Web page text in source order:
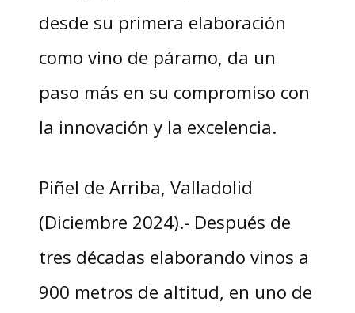
desde su primera elaboración
como vino de páramo, da un
paso más en su compromiso con
la innovación y la excelencia.
Piñel de Arriba, Valladolid
(Diciembre 2024).- Después de
tres décadas elaborando vinos a
900 metros de altitud, en uno de